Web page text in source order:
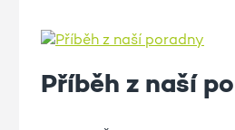
Příběh z naší